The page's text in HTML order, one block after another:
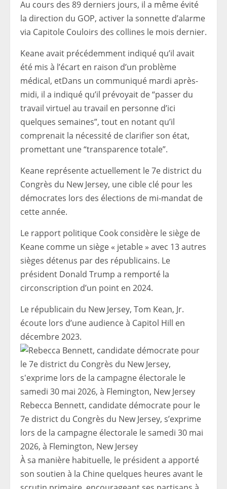
Au cours des 89 derniers jours, il a même évité
la direction du GOP, activer la sonnette d’alarme
via Capitole Couloirs des collines le mois dernier.
Keane avait précédemment indiqué qu’il avait
été mis à l’écart en raison d’un problème
médical, etDans un communiqué mardi après-
midi, il a indiqué qu’il prévoyait de “passer du
travail virtuel au travail en personne d’ici
quelques semaines”, tout en notant qu’il
comprenait la nécessité de clarifier son état,
promettant une “transparence totale”.
Keane représente actuellement le 7e district du
Congrès du New Jersey, une cible clé pour les
démocrates lors des élections de mi-mandat de
cette année.
Le rapport politique Cook considère le siège de
Keane comme un siège « jetable » avec 13 autres
sièges détenus par des républicains. Le
président Donald Trump a remporté la
circonscription d’un point en 2024.
Le républicain du New Jersey, Tom Kean, Jr.
écoute lors d’une audience à Capitol Hill en
décembre 2023.
Rebecca Bennett, candidate démocrate pour le
7e district du Congrès du New Jersey, s’exprime
lors de la campagne électorale le samedi 30 mai
2026, à Flemington, New Jersey
À sa manière habituelle, le président a apporté
son soutien à la Chine quelques heures avant le